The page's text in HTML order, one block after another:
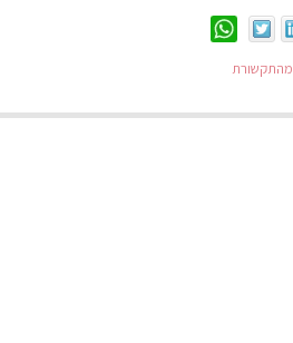
מהתקשורת